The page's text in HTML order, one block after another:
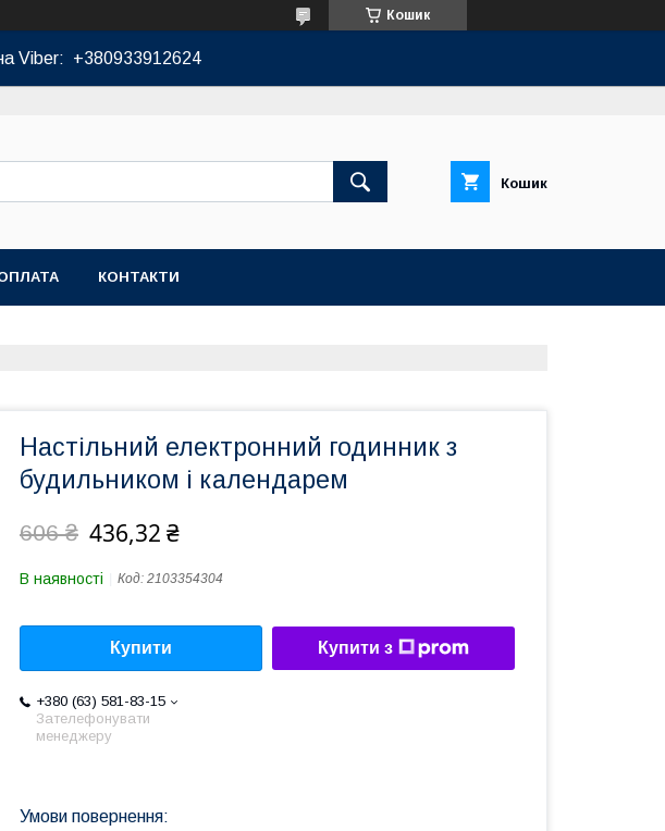
Кошик
Viber: +380933912624
Кошик
КОНТАКТИ
Настільний електронний годинник з
будильником і календарем
606 ₴ 436,32 ₴
В наявності Код: 2103354304
Купити Купити з
+380 (63) 581-83-15
Зателефонувати
менеджеру